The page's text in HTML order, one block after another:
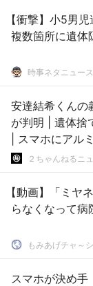
【衝撃】小5男
複数箇所に遺
時事ネタニュー
安達結希くんの
が判明 | 遺体捨てるときにスマホ持っていったってこと？
| スマホにアル
２ちゃんねるニ
【動画】「ミヤ
らなくなって病
もみあげチャ～
スマホが決め